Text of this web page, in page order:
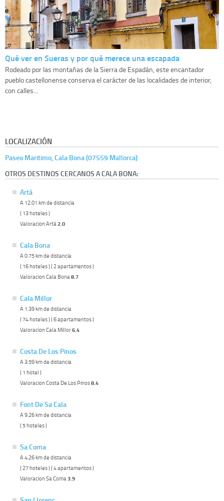
Qué ver en Sueras y por qué merece una escapada
Rodeado por las montañas de la Sierra de Espadán, este encantador
pueblo castellonense conserva el carácter de las localidades de interior,
con calles...
LOCALIZACIÓN
Paseo Maritimo, Cala Bona (07559 Mallorca)
OTROS DESTINOS CERCANOS A CALA BONA:
Artá
A 12.01 km de distancia
( 13 hoteles )
Valoracion Artá2.0
Cala Bona
A 0.75 km de distancia
( 16 hoteles ) ( 2 apartamentos )
Valoracion Cala Bona8.7
Cala Millor
A 1.39 km de distancia
( 74 hoteles ) ( 6 apartamentos )
Valoracion Cala Millor6.4
Costa De Los Pinos
A 3.59 km de distancia
( 1 hotel )
Valoracion Costa De Los Pinos8.4
Font De Sa Cala
A 9.26 km de distancia
( 5 hoteles )
Sa Coma
A 4.26 km de distancia
( 27 hoteles ) ( 4 apartamentos )
Valoracion Sa Coma3.9